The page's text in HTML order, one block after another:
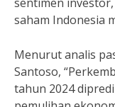
saham Indonesia
Menurut analis
Santoso,
tahun 2024